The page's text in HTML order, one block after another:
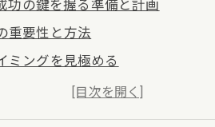
功の鍵を握る準備と計画
重要性と方法
ミングを見極める
準備とチェックリスト
確認と修繕のポイント